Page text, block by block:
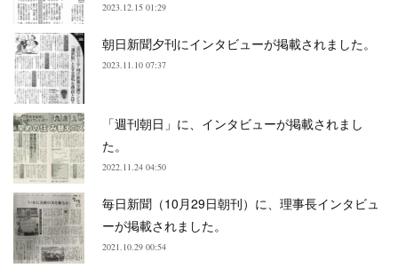
2023.12.15 01:29
朝日新聞夕刊にインタビューが掲載されました。
2023.11.10 07:37
「週刊朝日」に、インタビューが掲載されまし
た。
2022.11.24 04:50
毎日新聞（10月29日朝刊）に、理事長インタビュ
ーが掲載されました。
2021.10.29 00:54